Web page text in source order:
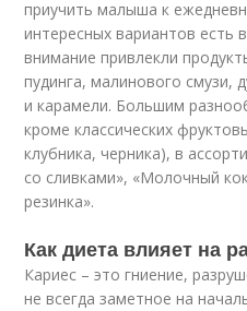
приучить малыша к
интересных вариантов есть
внимание привлекли
пудинга, малинового
и карамели. Большим
кроме классических
клубника, черника), в
со сливками», «Молочный
резинка».
Как диета влияет на
Кариес – это гниение,
не всегда заметное на